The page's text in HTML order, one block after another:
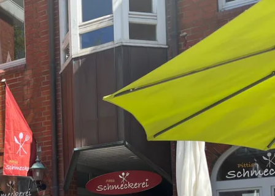
Suchen
Unterkunft